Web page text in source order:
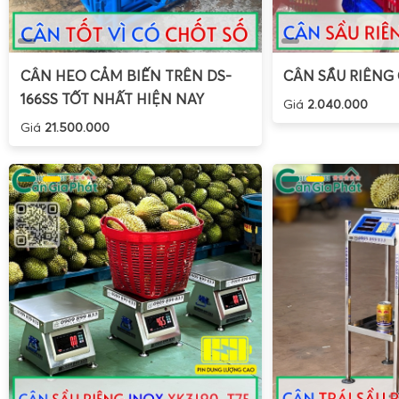
Khả năng cộng dồn, phù hợp khi cân nhiều lần trong
lượng nhập – xuất.
Đối với các cơ sở thu mua phế liệu, việc sử dụng cân sàn
giúp kiểm soát chính xác khối lượng hàng mua vào, bán
giảm rủi ro sai số. Màn hình LED đỏ lớn hỗ trợ việc giám
Lựa chọn tải trọng phù hợp: 1 tấn, 2 tấn, 3 tấn, 5 tấn,
Khi lựa chọncân sàn XK3190-T7E 1 tấn 2 tấn 3 tấn 5 tấn
loại hàng hóa, phương thức bốc xếp, tần suất sử dụng. Một
Cân sàn XK3190-T7E 1 tấn: phù hợp vựa trái cây
nông nghiệp, kho hàng nhẹ, cân bao lúa, bao gạo,
kg.
Cân sàn XK3190-T7E 2 tấn: dùng cho kho tổng hợp,
cân pallet hàng, bao nông sản, thùng hóa chất, hàng
Cân sàn XK3190-T7E 3 tấn
: thích hợp cho kho thép
CÂN HEO CẢM BIẾN TRÊN DS-
166SS TỐT NHẤT HIỆN NAY
Giá 21.500.000
CÂN SẦU
Giá 2.040.000